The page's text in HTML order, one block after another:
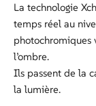
La technologie
temps réel au
photochromiques
l’ombre.
Ils passent de la
la lumière.